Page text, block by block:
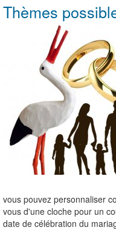
Thèmes
vous pouvez personnaliser
vous d'une cloche pour un
date de célébration du